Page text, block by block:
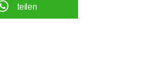
teilen